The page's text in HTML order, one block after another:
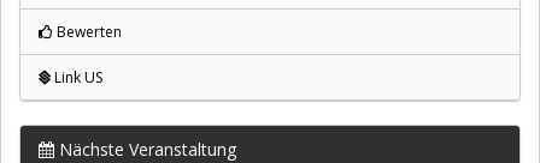
Bewerten
Link US
Nächste Veranstaltung